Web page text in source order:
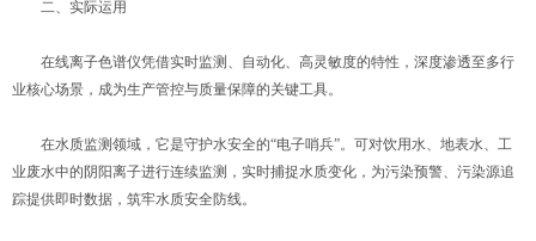
二、实际运用
在线离子色谱仪凭借实时监测、自动化、高灵敏度的特性，深度渗透至多行
业核心场景，成为生产管控与质量保障的关键工具。
在水质监测领域，它是守护水安全的“电子哨兵”。可对饮用水、地表水、工
业废水中的阴阳离子进行连续监测，实时捕捉水质变化，为污染预警、污染源追
踪提供即时数据，筑牢水质安全防线。